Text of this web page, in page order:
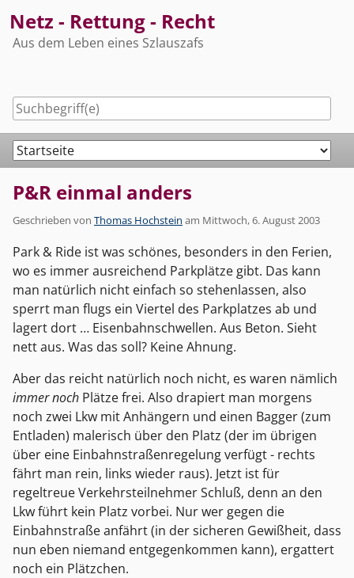
to
content
Netz - Rettung - Recht
Aus dem Leben eines Szlauszafs
Navigation
P&R einmal anders
Geschrieben von Thomas Hochstein am Mittwoch, 6. August 2003
Park & Ride ist was schönes, besonders in den Ferien,
wo es immer ausreichend Parkplätze gibt. Das kann
man natürlich nicht einfach so stehenlassen, also
sperrt man flugs ein Viertel des Parkplatzes ab und
lagert dort … Eisenbahnschwellen. Aus Beton. Sieht
nett aus. Was das soll? Keine Ahnung.
Aber das reicht natürlich noch nicht, es waren nämlich
immer noch Plätze frei. Also drapiert man morgens
noch zwei Lkw mit Anhängern und einen Bagger (zum
Entladen) malerisch über den Platz (der im übrigen
über eine Einbahnstraßenregelung verfügt - rechts
fährt man rein, links wieder raus). Jetzt ist für
regeltreue Verkehrsteilnehmer Schluß, denn an den
Lkw führt kein Platz vorbei. Nur wer gegen die
Einbahnstraße anfährt (in der sicheren Gewißheit, dass
nun eben niemand entgegenkommen kann), ergattert
noch ein Plätzchen.